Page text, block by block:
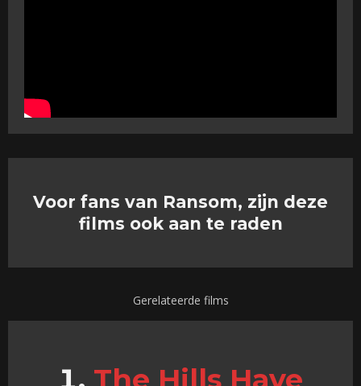
Voor fans van Ransom, zijn deze
films ook aan te raden
Gerelateerde films
The Hills Have